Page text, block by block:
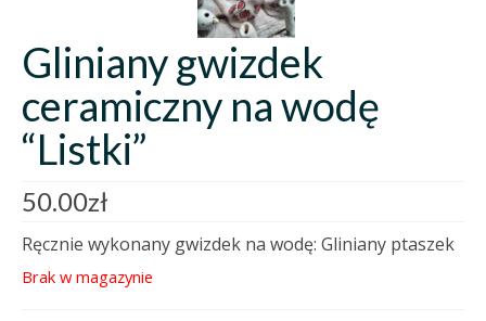
Gliniany gwizdek
ceramiczny na wodę
“Listki”
50.00zł
Ręcznie wykonany gwizdek na wodę: Gliniany ptaszek
Brak w magazynie